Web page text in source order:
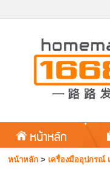
หน้าหลัก
หน้าหลัก > เครื่องมืออุปกรณ์